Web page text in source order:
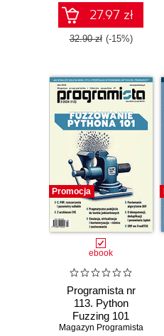
27.97 zł
32.90 zł (-15%)
Promocja
ebook
Programista nr
113. Python
Fuzzing 101
Magazyn Programista